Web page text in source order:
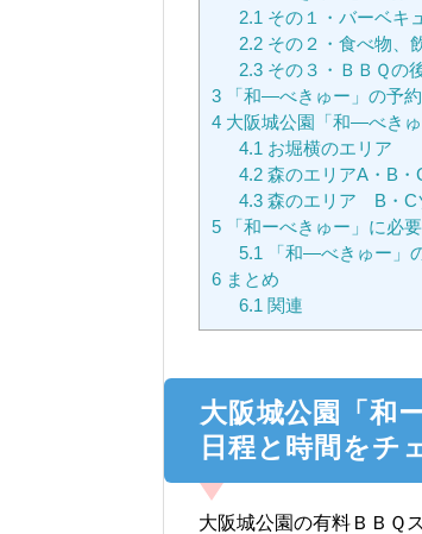
2.1 その１・バーベキ
2.2その２・食べ物、
2.3その３・ＢＢＱの
3 「和―べきゅー」の予
4 大阪城公園「和―べき
4.1 お堀横のエリア
4.2森のエリアA・B・
4.3森のエリア B・C
5 「和ーべきゅー」に必
5.1 「和―べきゅー」
6 まとめ
6.1 関連
大阪城公園「和
日程と時間をチ
大阪城公園の有料ＢＢＱ